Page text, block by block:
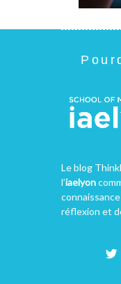
Le blog
l’iaelyon
réflexion et